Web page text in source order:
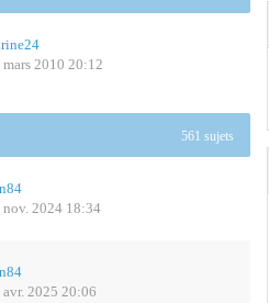
mars 2010 20:12
561 sujets
nov. 2024 18:34
avr. 2025 20:06